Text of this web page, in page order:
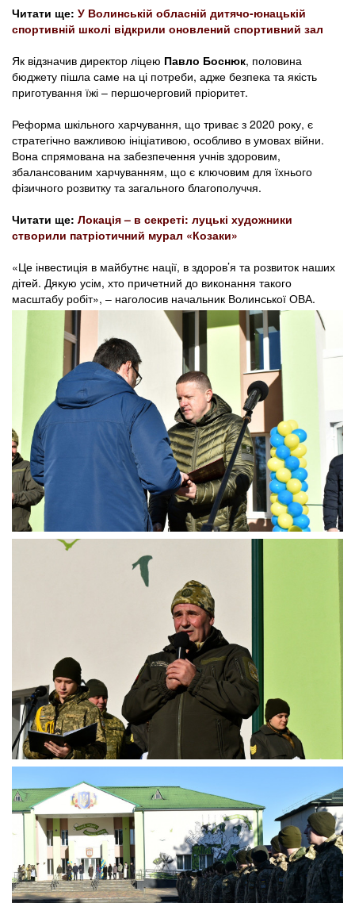
Читати ще: У Волинській обласній дитячо-юнацькій
спортивній школі відкрили оновлений спортивний зал
Як відзначив директор ліцею Павло Боснюк, половина
бюджету пішла саме на ці потреби, адже безпека та якість
приготування їжі – першочерговий пріоритет.
Реформа шкільного харчування, що триває з 2020 року, є
стратегічно важливою ініціативою, особливо в умовах війни.
Вона спрямована на забезпечення учнів здоровим,
збалансованим харчуванням, що є ключовим для їхнього
фізичного розвитку та загального благополуччя.
Читати ще: Локація – в секреті: луцькі художники
створили патріотичний мурал «Козаки»
«Це інвестиція в майбутнє нації, в здоров’я та розвиток наших
дітей. Дякую усім, хто причетний до виконання такого
масштабу робіт», – наголосив начальник Волинської ОВА.